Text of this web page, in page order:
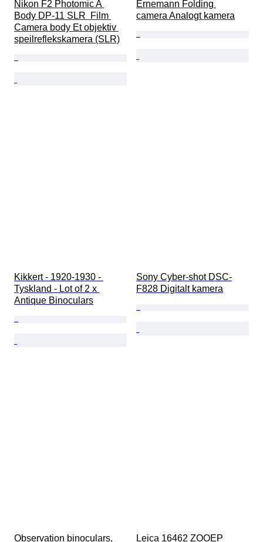
Nikon F2 Photomic A
Body DP-11 SLR  Film
Camera body Et objektiv
speilreflekskamera (SLR)
Ernemann Folding
camera Analogt kamera
Kikkert - 1920-1930 -
Tyskland - Lot of 2 x
Antique Binoculars
Sony Cyber-shot DSC-
F828 Digitalt kamera
Observation binoculars,
Leica 16462 ZOOEP